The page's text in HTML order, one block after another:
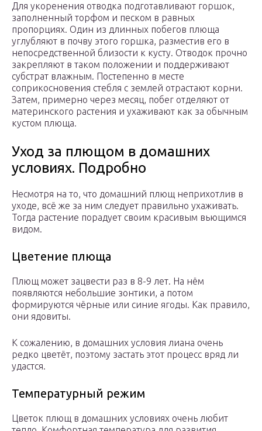
Для укоренения отводка подготавливают горшок,
заполненный торфом и песком в равных
пропорциях. Один из длинных побегов плюща
углубляют в почву этого горшка, разместив его в
непосредственной близости к кусту. Отводок прочно
закрепляют в таком положении и поддерживают
субстрат влажным. Постепенно в месте
соприкосновения стебля с землей отрастают корни.
Затем, примерно через месяц, побег отделяют от
материнского растения и ухаживают как за обычным
кустом плюща.
Уход за плющом в домашних
условиях. Подробно
Несмотря на то, что домашний плющ неприхотлив в
уходе, всё же за ним следует правильно ухаживать.
Тогда растение порадует своим красивым вьющимся
видом.
Цветение плюща
Плющ может зацвести раз в 8-9 лет. На нём
появляются небольшие зонтики, а потом
формируются чёрные или синие ягоды. Как правило,
они ядовиты.
К сожалению, в домашних условия лиана очень
редко цветёт, поэтому застать этот процесс вряд ли
удастся.
Температурный режим
Цветок плющ в домашних условиях очень любит